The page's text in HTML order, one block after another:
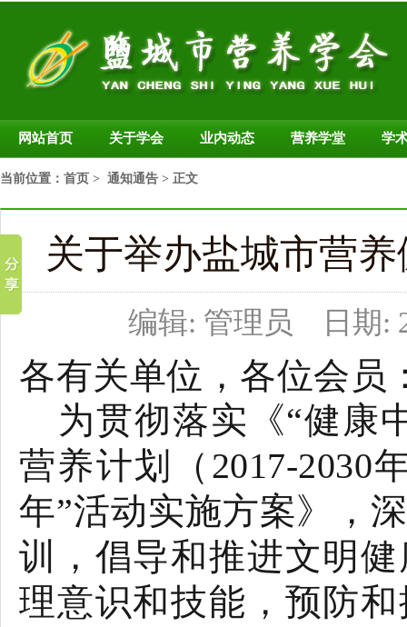
网站首页 关于学会 业内动态 营养学堂 学
当前位置： 首页 > 通知通告 > 正文
关于举办盐城市营
编辑: 管理员 日期:
各有关单位，各位会员
为贯彻落实《“健康
营养计划（ 2017-2030
年”活动实施方案》，
训，倡导和推进文明
理意识和技能，预防